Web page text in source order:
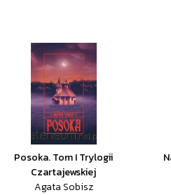
Posoka. Tom I Trylogii
Czartajewskiej
Agata Sobisz